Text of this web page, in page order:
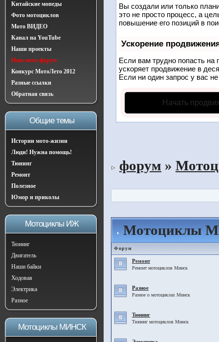
Китайские мопеды
Фото мотоциклов
Мото ВИДЕО
Канал на YouTube
Наши проекты
Наш мото-форум
Конкурс МотоЛето 2012
Разные ссылки
Обратная связь
Общие темы
Истории мото-жизни
Люди! Нужна помощь!
Тюнинг
Ремонт
Полезное
Юмор и приколы
Мотоциклы ИЖ
Тюнинг
Двигатель
Наши байки
Ходовая
Электрика
Разное
Мотоциклы МИНСК
Вы создали или только
это не просто процесс, а
повышение его позиций в
Ускорение
Если вам трудно попасть на
ускоряет продвижение в
Если ни один запрос у вас
Начать
форум »
Мотоциклы
Форум
Ремонт
Ремонт мотоциклов Минск
Разное
Разное о мотоциклах Минск
Тюнинг
Тюнинг мотоциклов Минск